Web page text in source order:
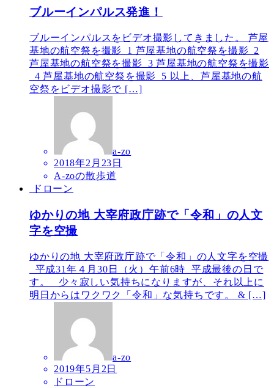
ブルーインパルス発進！
ブルーインパルスをビデオ撮影してきました。 芦屋
基地の航空祭を撮影_1 芦屋基地の航空祭を撮影_2
芦屋基地の航空祭を撮影_3 芦屋基地の航空祭を撮影
_4 芦屋基地の航空祭を撮影_5 以上、芦屋基地の航
空祭をビデオ撮影で […]
a-zo
2018年2月23日
A-zoの散歩道
ドローン
ゆかりの地 大宰府政庁跡で「令和」の人文
字を空撮
ゆかりの地 大宰府政庁跡で「令和」の人文字を空撮
平成31年４月30日（火）午前6時 平成最後の日で
す。 少々寂しい気持ちになりますが、それ以上に
明日からはワクワク「令和」な気持ちです。 & […]
a-zo
2019年5月2日
ドローン